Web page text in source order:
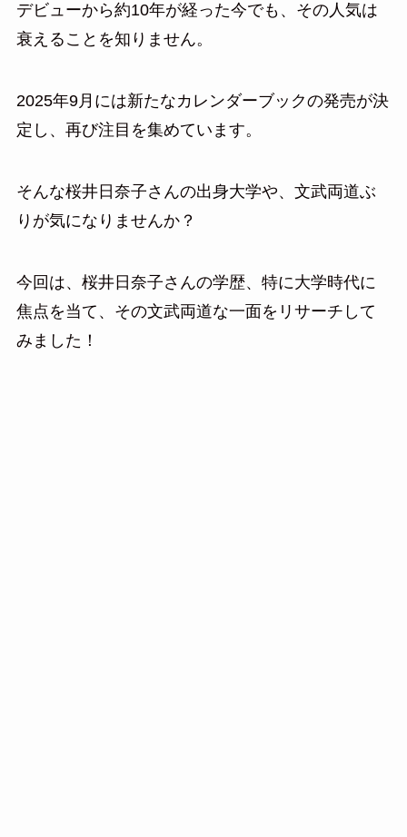
デビューから約10年が経った今でも、その人気は
衰えることを知りません。
2025年9月には新たなカレンダーブックの発売が決
定し、再び注目を集めています。
そんな桜井日奈子さんの出身大学や、文武両道ぶ
りが気になりませんか？
今回は、桜井日奈子さんの学歴、特に大学時代に
焦点を当て、その文武両道な一面をリサーチして
みました！